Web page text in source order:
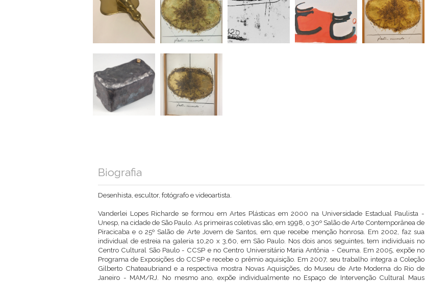
Biografia
Desenhista, escultor, fotógrafo e videoartista.
Vanderlei Lopes Richarde se formou em Artes Plásticas em 2000 na Universidade Estadual Paulista -
Unesp, na cidade de São Paulo. As primeiras coletivas são, em 1998, o 30º Salão de Arte Contemporânea de
Piracicaba e o 25º Salão de Arte Jovem de Santos, em que recebe menção honrosa. Em 2002, faz sua
individual de estreia na galeria 10,20 x 3,60, em São Paulo. Nos dois anos seguintes, tem individuais no
Centro Cultural São Paulo - CCSP e no Centro Universitário Maria Antônia - Ceuma. Em 2005, expõe no
Programa de Exposições do CCSP e recebe o prêmio aquisição. Em 2007, seu trabalho integra a Coleção
Gilberto Chateaubriand e a respectiva mostra Novas Aquisições, do Museu de Arte Moderna do Rio de
Janeiro - MAM/RJ. No mesmo ano, expõe individualmente no Espaço de Intervenção Cultural Maus